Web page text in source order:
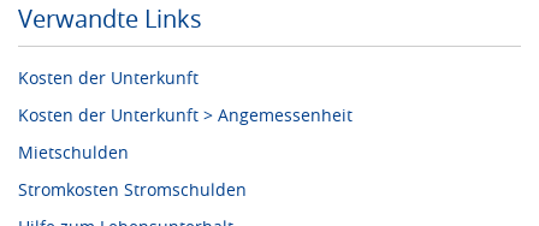
Verwandte Links
Kosten der Unterkunft
Kosten der Unterkunft > Angemessenheit
Mietschulden
Stromkosten Stromschulden